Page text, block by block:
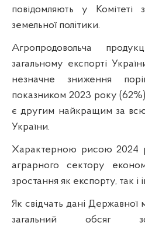
повідомляють у Комітеті
земельної політики.
Агропродовольча
загальному експорті
незначне зниження
показником 2023 року
є другим найкращим за всю
України.
Характерною рисою 2024
аграрного сектору
зростання як експорту, так і
Як свідчать дані Державної
загальний обсяг